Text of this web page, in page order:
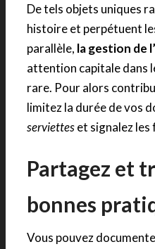
De tels objets uniques
histoire et perpétuent
parallèle, la gestion de
attention capitale dans
rare. Pour alors
limitez la durée de vos
servietteset signalez les
Partagez et
bonnes
Vous pouvez